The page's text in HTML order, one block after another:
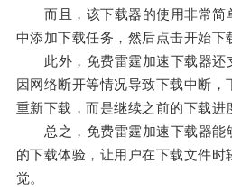
而且，该下载器的使用非常简
中添加下载任务，然后点击开始下
此外，免费雷霆加速下载器还
因网络断开等情况导致下载中断，
重新下载，而是继续之前的下载进
总之，免费雷霆加速下载器能
的下载体验，让用户在下载文件时
觉。